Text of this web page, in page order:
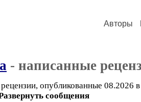
Авторы
- написанные
опубликованные 08.2026
сообщения